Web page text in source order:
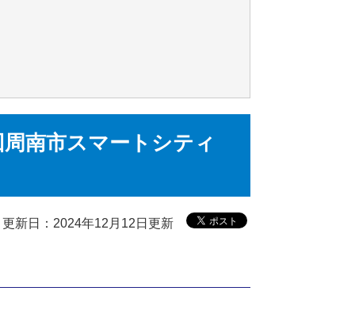
南市スマートシティ
更新日：2024年12月12日更新